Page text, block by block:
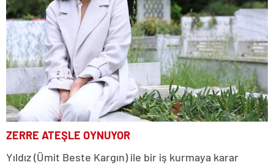
ZERRE ATEŞLE OYNUYOR
Yıldız (Ümit Beste Kargın) ile bir iş kurmaya karar